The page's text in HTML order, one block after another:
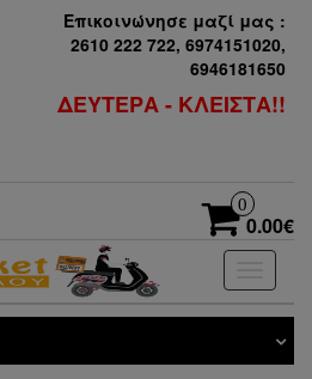
Επικοινώνησε μαζί μας :
2610 222 722, 6974151020,
6946181650
ΔΕΥΤΕΡΑ - ΚΛΕΙΣΤΑ!!
0
0.00€